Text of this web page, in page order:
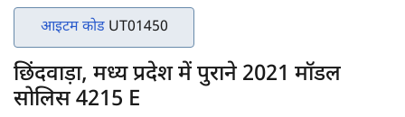
आइटम कोड UT01450
छिंदवाड़ा, मध्य प्रदेश में पुराने 2021 मॉडल
सोलिस 4215 E